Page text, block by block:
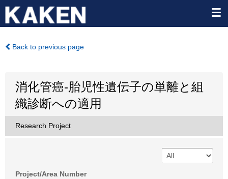
Back to previous page
消化管癌-胎児性遺伝子の単離と組
織診断への適用
Research Project
Project/Area Number